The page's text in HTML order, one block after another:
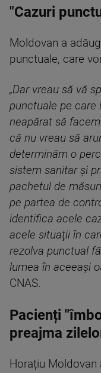
"Cazuri
Moldovan a
punctuale, care
„Dar vreau să vă
punctuale pe care
neapărat să
că nu vreau să
determinăm o
sistem sanitar şi
pachetul de
pe partea de
identifica acele
acele situaţii în
rezolva punctual
lumea în aceeaşi
CNAS.
Pacienți
preajma
Horațiu